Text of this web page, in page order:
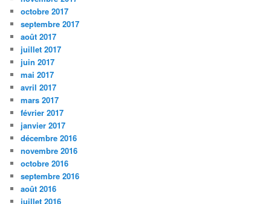
octobre 2017
septembre 2017
août 2017
juillet 2017
juin 2017
mai 2017
avril 2017
mars 2017
février 2017
janvier 2017
décembre 2016
novembre 2016
octobre 2016
septembre 2016
août 2016
juillet 2016